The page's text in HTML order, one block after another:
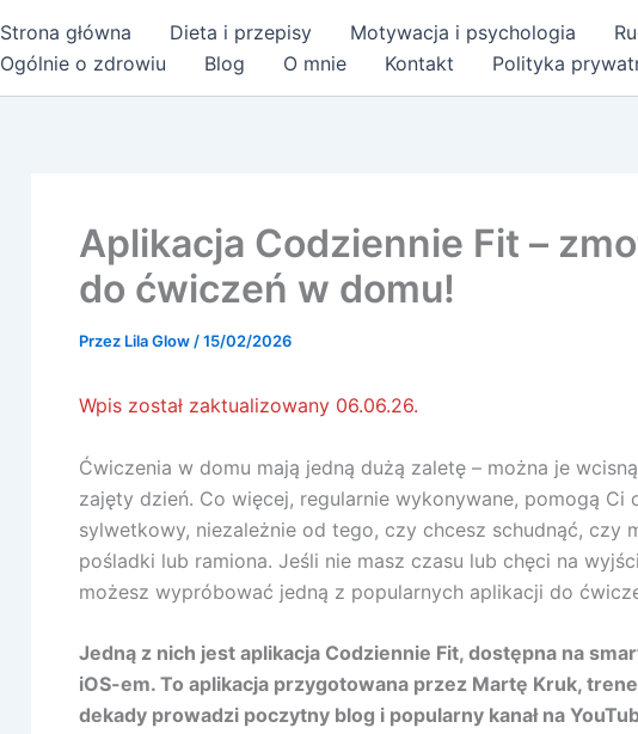
Strona główna Dieta i przepisy Motywacja i psychologia
Ogólnie o zdrowiu
Blog O mnie Kontakt Polityka
Aplikacja Codziennie Fit –
do ćwiczeń w domu!
Przez Lila Glow /15/02/2026
Wpis został zaktualizowany 06.06.26.
Ćwiczenia w domu mają jedną dużą zaletę – można je
zajęty dzień. Co więcej, regularnie wykonywane, pomogą Ci
sylwetkowy, niezależnie od tego, czy chcesz schudnąć, czy
pośladki lub ramiona. Jeśli nie masz czasu lub chęci na
możesz wypróbować jedną z popularnych aplikacji do
Jedną z nich jest aplikacja Codziennie Fit, dostępna na
iOS-em. To aplikacja przygotowana przez Martę Kruk,
dekady prowadzi poczytny blog i popularny kanał na